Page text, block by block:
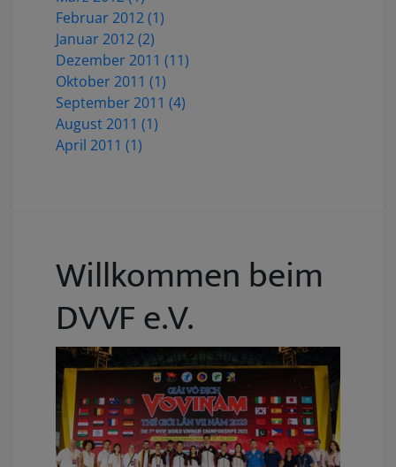
Februar 2012 (1)
Januar 2012 (2)
Dezember 2011 (11)
Oktober 2011 (1)
September 2011 (4)
August 2011 (1)
April 2011 (1)
Willkommen beim
DVVF e.V.